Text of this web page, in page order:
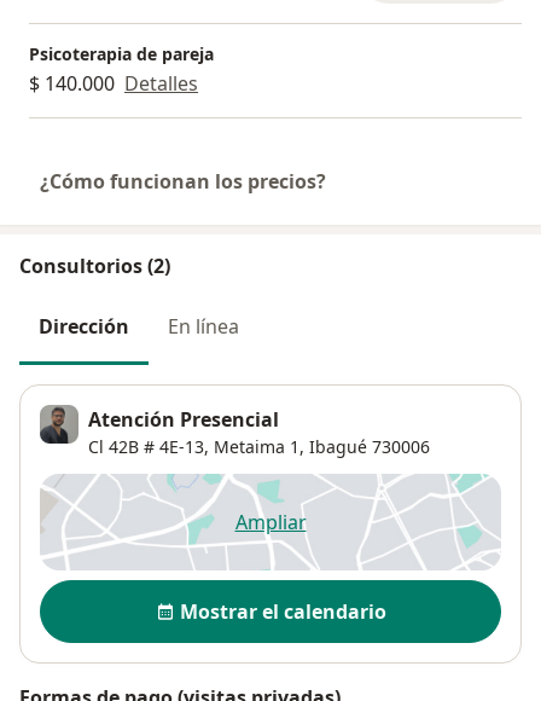
Psicoterapia de pareja
$ 140.000 Detalles
¿Cómo funcionan los precios?
Consultorios (2)
Dirección En línea
Atención Presencial
Cl 42B # 4E-13, Metaima 1, Ibagué 730006
Ampliarse abre en una nueva
Disponibilidad
Mostrar el calendario